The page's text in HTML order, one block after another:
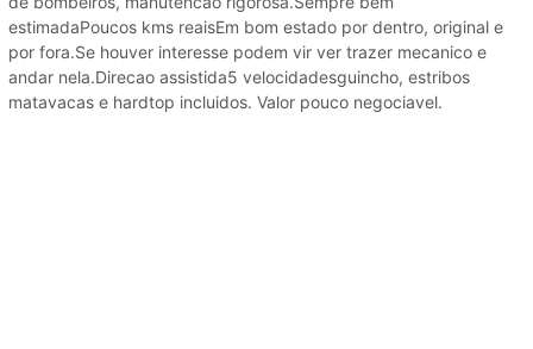
estimadaPoucos kms reaisEm bom estado por dentro, original e
por fora.Se houver interesse podem vir ver trazer mecanico e
andar nela.Direcao assistida5 velocidadesguincho, estribos
matavacas e hardtop incluidos. Valor pouco negociavel.